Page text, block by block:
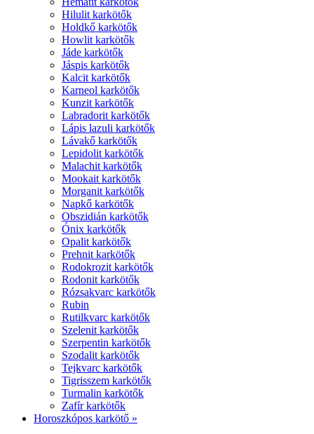
Hilulit karkötők
Holdkő karkötők
Howlit karkötők
Jáde karkötők
Jáspis karkötők
Kalcit karkötők
Karneol karkötők
Kunzit karkötők
Labradorit karkötők
Lápis lazuli karkötők
Lávakő karkötők
Lepidolit karkötők
Malachit karkötők
Mookait karkötők
Morganit karkötők
Napkő karkötők
Obszidián karkötők
Ónix karkötők
Opalit karkötők
Prehnit karkötők
Rodokrozit karkötők
Rodonit karkötők
Rózsakvarc karkötők
Rubin
Rutilkvarc karkötők
Szelenit karkötők
Szerpentin karkötők
Szodalit karkötők
Tejkvarc karkötők
Tigrisszem karkötők
Turmalin karkötők
Zafír karkötők
Horoszkópos karkötő »